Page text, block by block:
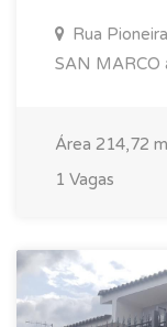
Rua
SAN MARCO
Área 214,72
1 Vagas